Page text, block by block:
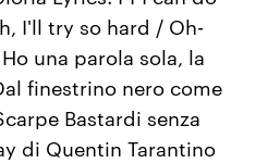
I'll try so hard / Oh-
una parola sola, la
finestrino nero come
Bastardi senza
di Quentin Tarantino